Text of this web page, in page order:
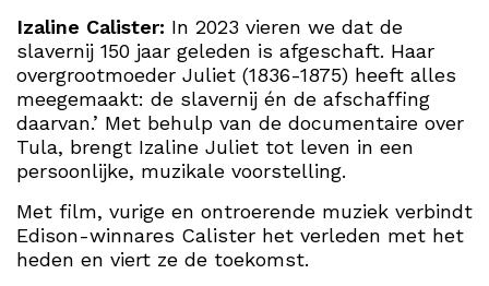
Izaline Calister: In 2023 vieren we dat de
slavernij 150 jaar geleden is afgeschaft. Haar
overgrootmoeder Juliet (1836-1875) heeft alles
meegemaakt: de slavernij én de afschaffing
daarvan.’ Met behulp van de documentaire over
Tula, brengt Izaline Juliet tot leven in een
persoonlijke, muzikale voorstelling.
Met film, vurige en ontroerende muziek verbindt
Edison-winnares Calister het verleden met het
heden en viert ze de toekomst.